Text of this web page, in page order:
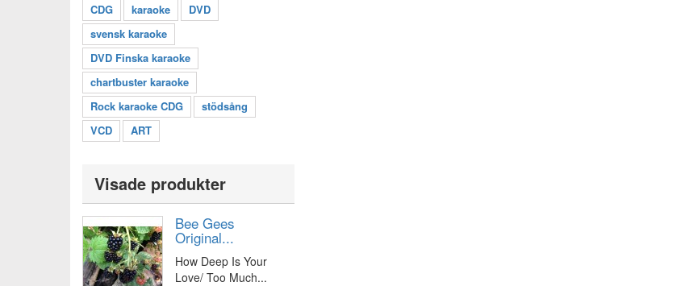
CDG karaoke
DVD
svensk karaoke
DVD Finska karaoke
chartbuster karaoke
Rock karaoke CDG
stödsång
VCD
ART
Visade produkter
Bee Gees
Original...
How Deep Is Your
Love/ Too Much...